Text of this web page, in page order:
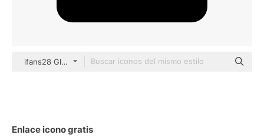
ifans28 Glyph
Enlace icono gratis